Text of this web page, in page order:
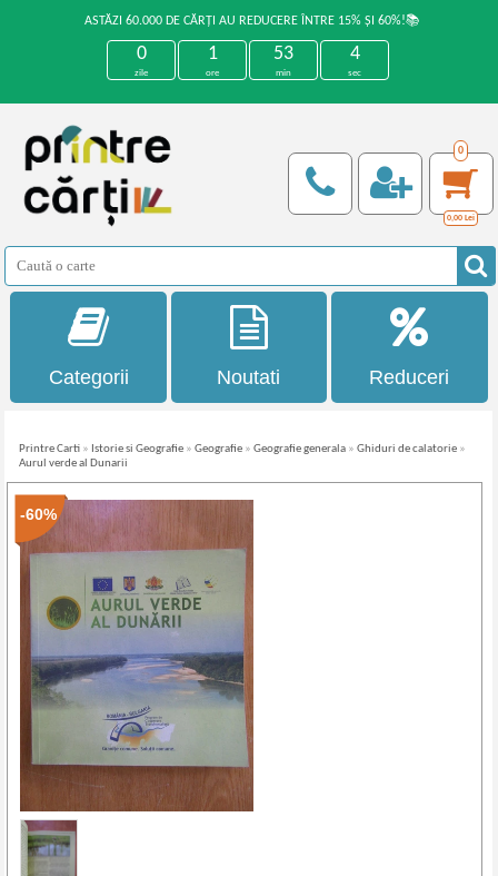
ASTĂZI 60.000 DE CĂRȚI AU REDUCERE ÎNTRE 15% ȘI 60%!📚
0
zile
1
ore
53
min
4
sec
0
0,00 Lei
Categorii Noutati Reduceri
Printre Carti » Istorie si Geografie »Geografie »Geografie generala »Ghiduri de calatorie »
Aurul verde al Dunarii
-60%